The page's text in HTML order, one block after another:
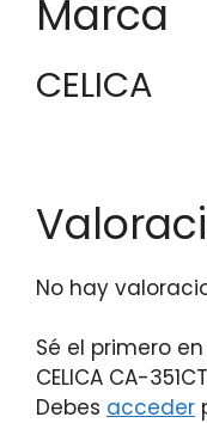
Marca
CELICA
No hay
Sé el primero en
CELICA CA-
Debes acceder